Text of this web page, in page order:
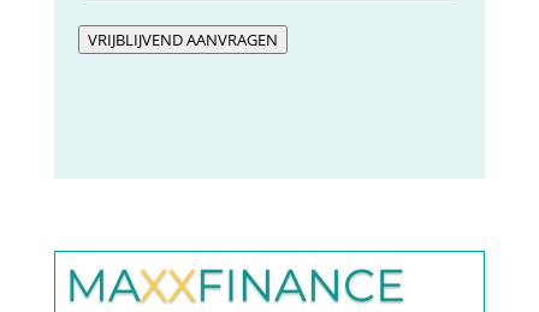
object(Vereist)
VRIJBLIJVEND AANVRAGEN